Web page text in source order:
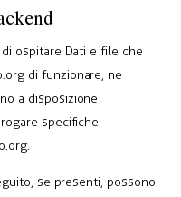
ospitare Dati e file che
di funzionare, ne
a disposizione
specifiche
se presenti, possono